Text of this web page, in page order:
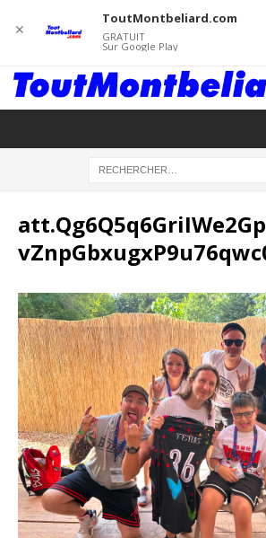
✕
ToutMontbeliard.com
GRATUIT
Sur Google Play